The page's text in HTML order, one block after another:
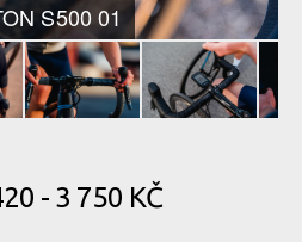
S500 01
- 3 750 KČ